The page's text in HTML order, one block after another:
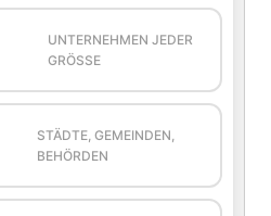
UNTERNEHMEN JEDER
GRÖSSE
STÄDTE, GEMEINDEN,
BEHÖRDEN